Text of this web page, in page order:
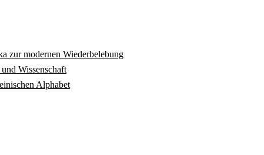
zur modernen Wiederbelebung
Wissenschaft
Alphabet